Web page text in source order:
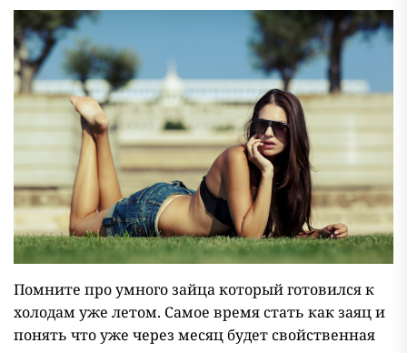
Помните про умного зайца который готовился к
холодам уже летом. Самое время стать как заяц и
понять что уже через месяц будет свойственная